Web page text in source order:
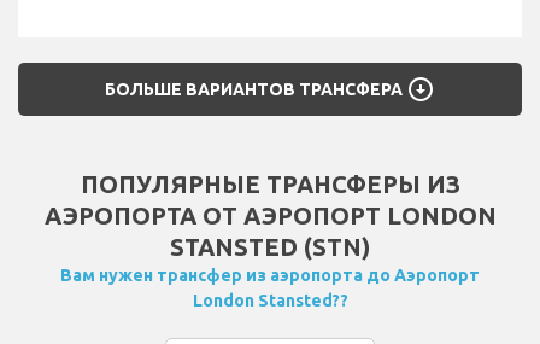
БОЛЬШЕ ВАРИАНТОВ ТРАНСФЕРА arrow_circle_down
ПОПУЛЯРНЫЕ ТРАНСФЕРЫ ИЗ
АЭРОПОРТА ОТ АЭРОПОРТ LONDON
STANSTED (STN)
Вам нужен трансфер из аэропорта до Аэропорт
London Stansted??